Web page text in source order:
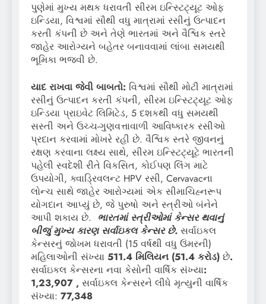
પુણેમાં મુખ્ય મથક ધરાવતી સીરમ ઇન્સ્ટિટ્યૂટ ઓફ
ઇન્ડિયા, વિશ્વમાં સૌથી વધુ માત્રામાં રસીનું ઉત્પાદન
કરતી કંપની છે અને તેણે ભારતમાં અને વૈશ્વિક સ્તરે
જાહેર આરોગ્યને બહેતર બનાવવામાં લાંબા સમયથી
ભૂમિકા ભજવી છે.
યાદ રાખવા જેવી બાબતો: વિશ્વમાં સૌથી મોટી માત્રામાં
રસીનું ઉત્પાદન કરતી કંપની, સીરમ ઇન્સ્ટિટ્યૂટ ઓફ
ઇન્ડિયા પ્રાઇવેટ લિમિટેડ, 5 દશકથી વધુ સમયથી
સસ્તી અને ઉચ્ચ-ગુણવત્તાવાળી આવિષ્કારક રસીઓ
પ્રદાન કરવામાં મોખરે રહી છે. વૈશ્વિક સ્તરે જીવનનું
રક્ષણ કરવાના લક્ષ્ય સાથે, સીરમ ઇન્સ્ટિટ્યૂટે ભારતની
પહેલી સ્વદેશી રીતે વિકસિત, કોઈપણ લિંગ માટે
ઉપયોગી, ક્વાડ્રિવલન્ટ HPV રસી, Cervavacના
લોન્ચ સાથે જાહેર આરોગ્યમાં એક સીમાચિહ્નરૂપ
યોગદાન આપ્યું છે, જે પુરુષો અને સ્ત્રીઓ બંનેને
આપી શકાય છે. ભારતમાં સ્ત્રીઓમાં કેન્સર થવાનું
બીજું મુખ્ય કારણ સર્વાઇકલ કેન્સર છે. સર્વાઇકલ
કેન્સરનું જોખમ ધરાવતી (15 વર્ષથી વધુ ઉંમરની)
મહિલાઓની સંખ્યા 511.4 મિલિયન (51.4 કરોડ) છે.
સર્વાઇકલ કેન્સરના નવા કેસોની વાર્ષિક સંખ્યા:
1,23,907 , સર્વાઇકલ કેન્સરને લીધે મૃત્યુની વાર્ષિક
સંખ્યા: 77,348